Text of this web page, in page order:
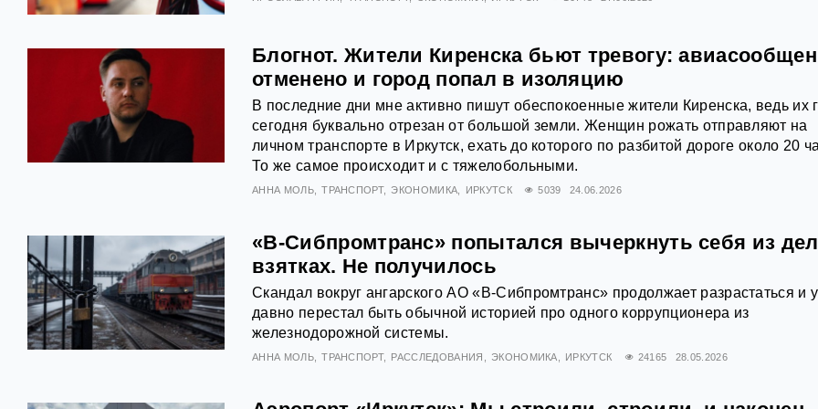
Блогнот. Жители Киренска бьют тревогу:
отменено и город попал в изоляцию
В последние дни мне активно пишут обеспокоенные жители Киренска, ведь их
сегодня буквально отрезан от большой земли. Женщин рожать отправляют на
личном транспорте в Иркутск, ехать до которого по разбитой дороге около 20
То же самое происходит и с тяжелобольными.
АННА МОЛЬ ТРАНСПОРТ ЭКОНОМИКА ИРКУТСК 5039 24.06.2026
«В-Сибпромтранс» попытался вычеркнуть себя из
взятках. Не получилось
Скандал вокруг ангарского АО «В-Сибпромтранс» продолжает разрастаться и
давно перестал быть обычной историей про одного коррупционера из
железнодорожной системы.
АННА МОЛЬ ТРАНСПОРТ РАССЛЕДОВАНИЯ ЭКОНОМИКА ИРКУТСК 24165 28.05.2026